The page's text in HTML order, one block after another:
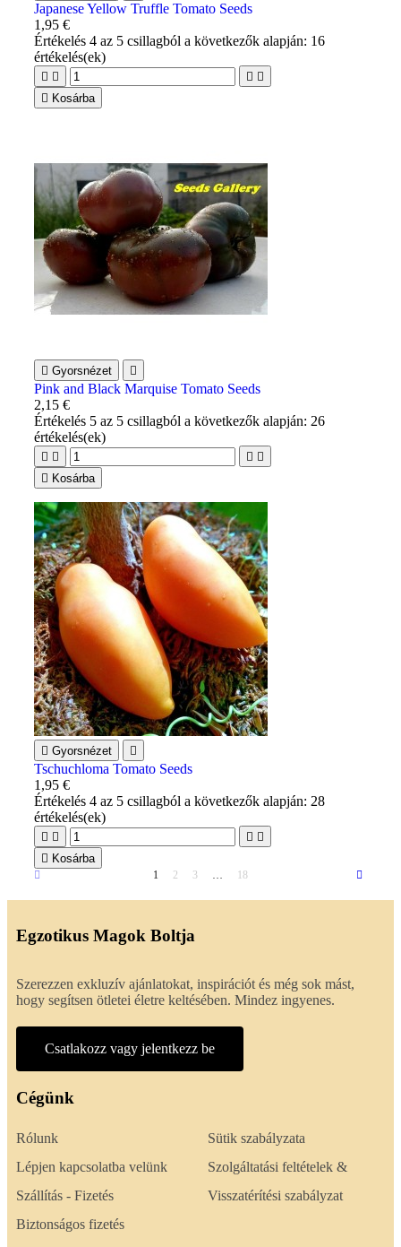
Japanese Yellow Truffle Tomato Seeds
1,95 €
Értékelés4 az 5 csillagból a következők alapján: 16
értékelés(ek)
   
 Kosárba
 Gyorsnézet 
Pink and Black Marquise Tomato Seeds
2,15 €
Értékelés 5 az 5 csillagból a következők alapján: 26
értékelés(ek)
   
 Kosárba
 Gyorsnézet 
Tschuchloma Tomato Seeds
1,95 €
Értékelés4 az 5 csillagból a következők alapján: 28
értékelés(ek)
   
 Kosárba
1 2 3 … 18
Egzotikus Magok Boltja
Szerezzen exkluzív ajánlatokat, inspirációt és még sok mást,
hogy segítsen ötletei életre keltésében. Mindez ingyenes.
Csatlakozz vagy jelentkezz be
Cégünk
Rólunk
Lépjen kapcsolatba velünk
Szállítás - Fizetés
Biztonságos fizetés
Sütik szabályzata
Szolgáltatási feltételek &
Visszatérítési szabályzat